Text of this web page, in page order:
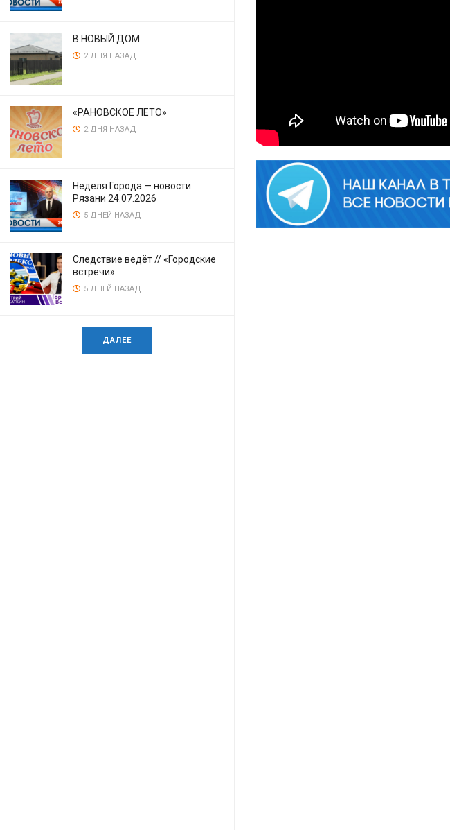
В НОВЫЙ ДОМ
2 ДНЯ НАЗАД
«РАНОВСКОЕ ЛЕТО»
2 ДНЯ НАЗАД
Неделя Города — новости
Рязани 24.07.2026
5 ДНЕЙ НАЗАД
Следствие ведёт // «Городские
встречи»
5 ДНЕЙ НАЗАД
ДАЛЕЕ